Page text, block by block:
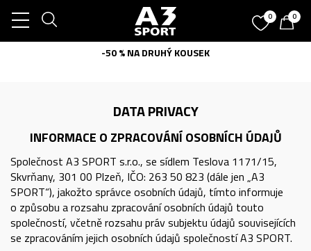
0 0
-50 % NA DRUHÝ KOUSEK
DATA PRIVACY
INFORMACE O ZPRACOVÁNÍ OSOBNÍCH ÚDAJŮ
Společnost A3 SPORT s.r.o., se sídlem Teslova 1171/15,
Skvrňany, 301 00 Plzeň, IČO: 263 50 823 (dále jen „A3
SPORT“), jakožto správce osobních údajů, tímto informuje
o způsobu a rozsahu zpracování osobních údajů touto
společností, včetně rozsahu práv subjektu údajů souvisejících
se zpracováním jejich osobních údajů společností A3 SPORT.